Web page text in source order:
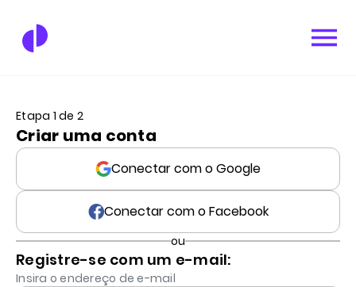
Etapa 1 de 2
Criar uma conta
Conectar com o Google
Conectar com o Facebook
ou
Registre-se com um e-mail:
Insira o endereço de e-mail